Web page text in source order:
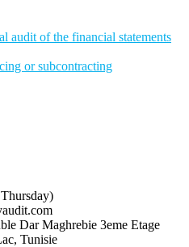
audit of the financial statements
or subcontracting
Dar Maghrebie 3eme Etage
Tunisie